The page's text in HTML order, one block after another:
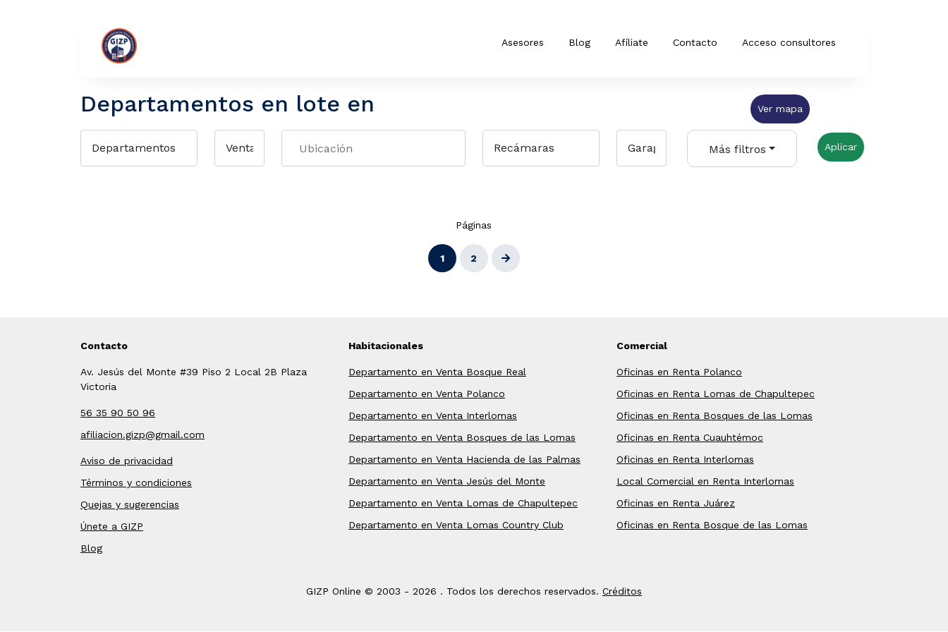
Asesores Blog Afíliate Contacto Acceso consultores
Departamentos en lote en Ver mapa
Más filtros Aplicar
Páginas
1 2
Contacto
Av. Jesús del Monte #39 Piso 2 Local 2B Plaza
Victoria
56 35 90 50 96
afiliacion.gizp@gmail.com
Aviso de privacidad
Términos y condiciones
Quejas y sugerencias
Únete a GIZP
Blog
Habitacionales
Departamento en Venta Bosque Real
Departamento en Venta Polanco
Departamento en Venta Interlomas
Departamento en Venta Bosques de las Lomas
Departamento en Venta Hacienda de las Palmas
Departamento en Venta Jesús del Monte
Departamento en Venta Lomas de Chapultepec
Departamento en Venta Lomas Country Club
Comercial
Oficinas en Renta Polanco
Oficinas en Renta Lomas de Chapultepec
Oficinas en Renta Bosques de las Lomas
Oficinas en Renta Cuauhtémoc
Oficinas en Renta Interlomas
Local Comercial en Renta Interlomas
Oficinas en Renta Juárez
Oficinas en Renta Bosque de las Lomas
GIZP Online © 2003 - 2026 . Todos los derechos reservados. Créditos